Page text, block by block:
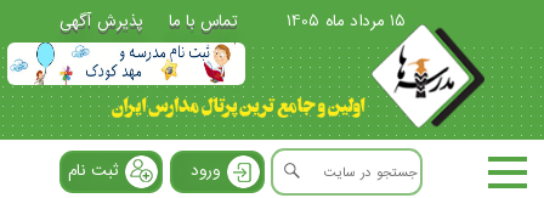
15 مرداد ماه 1405 تماس با ما پذیرش آگهی
ورود ثبت نام